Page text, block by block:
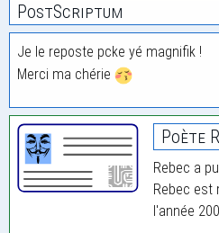
PostScriptum
Je le reposte pcke yé magnifik !
Merci ma chérie
Poète
Rebec a
Rebec est
l'année